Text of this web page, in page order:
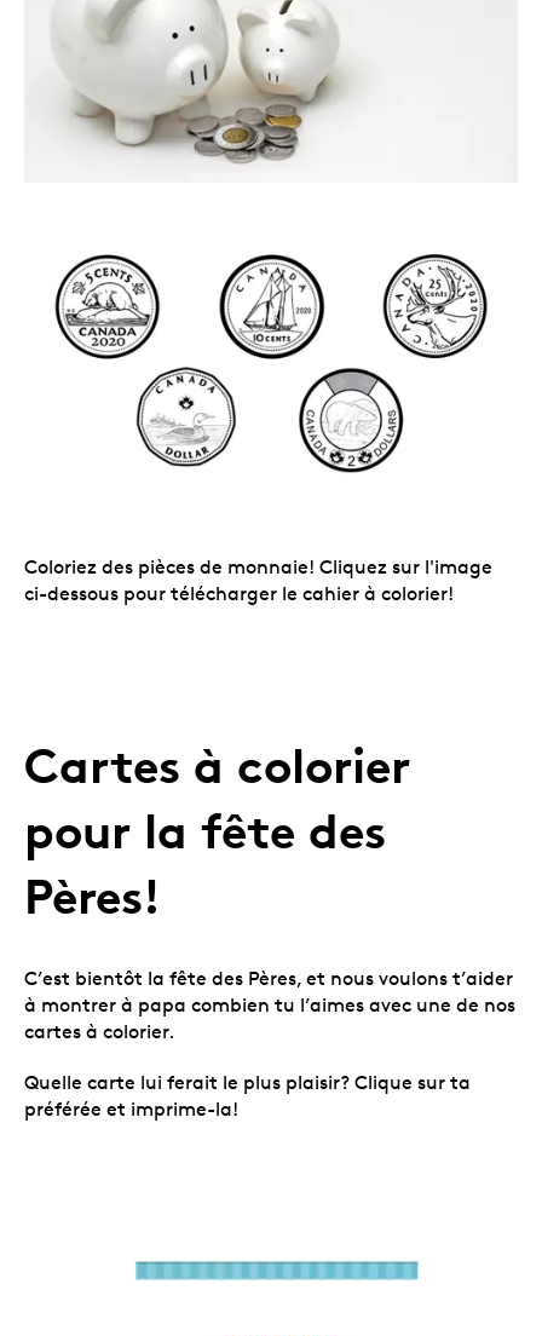
Coloriez des pièces de monnaie! Cliquez sur l'image
ci-dessous pour télécharger le cahier à colorier!
Cartes à colorier
pour la fête des
Pères!
C’est bientôt la fête des Pères, et nous voulons t’aider
à montrer à papa combien tu l’aimes avec une de nos
cartes à colorier.
Quelle carte lui ferait le plus plaisir? Clique sur ta
préférée et imprime-la!